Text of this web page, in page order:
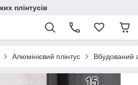
плінтусів
Алюмінієвий плінтус Вбудований